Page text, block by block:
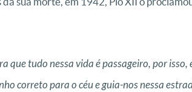
que tudo nessa vida é passageiro, por
correto para o céu e guia-nos nessa